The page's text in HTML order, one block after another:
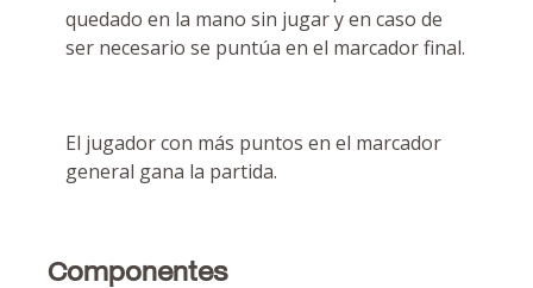
quedado en la mano sin jugar y en caso de
ser necesario se puntúa en el marcador final.
El jugador con más puntos en el marcador
general gana la partida.
Componentes